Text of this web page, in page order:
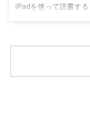
あればノートパソコ
iPadを使って読書す
していませんか？本
だけで、そのままア
きる人って少ないで
以前は、本を読むだ